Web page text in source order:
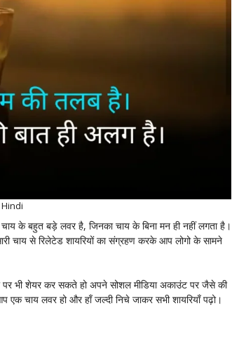
के बहुत बड़े लवर है, जिनका चाय के बिना मन ही नहीं लगता है।
चाय से रिलेटेड शायरियों का संग्रहण करके आप लोगो के सामने
पर भी शेयर कर सकते हो अपने सोशल मीडिया अकाउंट पर जैसे की
चाय लवर हो और हाँ जल्दी निचे जाकर सभी शायरियाँ पढ़ो।